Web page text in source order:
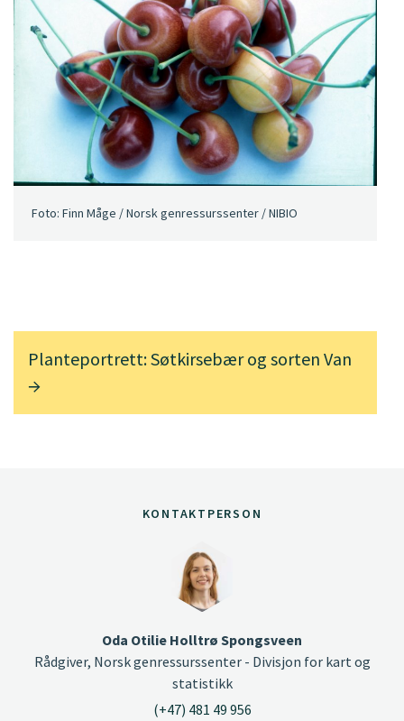
Foto: Finn Måge / Norsk genressurssenter / NIBIO
Planteportrett: Søtkirsebær og sorten Van
KONTAKTPERSON
Oda Otilie Holltrø Spongsveen
Rådgiver, Norsk genressurssenter - Divisjon for kart og
statistikk
(+47) 481 49 956